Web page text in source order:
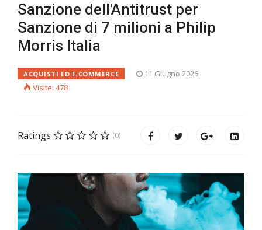
Sanzione dell'Antitrust per
Sanzione di 7 milioni a Philip
Morris Italia
ACQUISTI ED E-COMMERCE
11 Giugno 2026
Visite: 478
Ratings (0)